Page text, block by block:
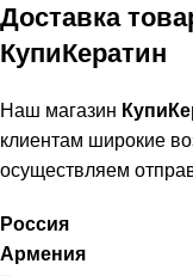
Доставка
КупиКератин
Наш магазин
клиентам широкие
осуществляем
Россия
Армения